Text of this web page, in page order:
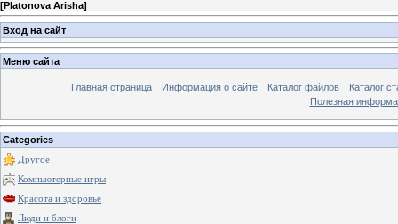
[Platonova Arisha]
Вход на сайт
Меню сайта
Главная страница Информация о сайте Каталог файлов
Каталог
Полезная
Categories
Другое
Компьютерные игры
Красота и здоровье
Люди и блоги